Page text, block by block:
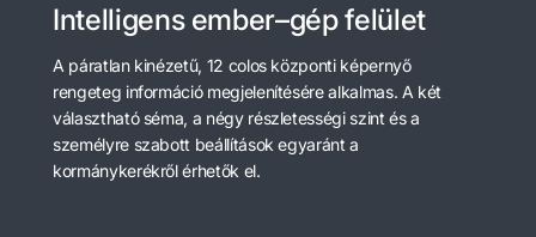
Intelligens ember–gép felület
A páratlan kinézetű, 12 colos központi képernyő
rengeteg információ megjelenítésére alkalmas. A két
választható séma, a négy részletességi szint és a
személyre szabott beállítások egyaránt a
kormánykerékről érhetők el.